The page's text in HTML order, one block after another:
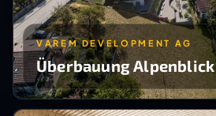
VAREM DEVELOPMENT AG
Überbauung Alpenblick